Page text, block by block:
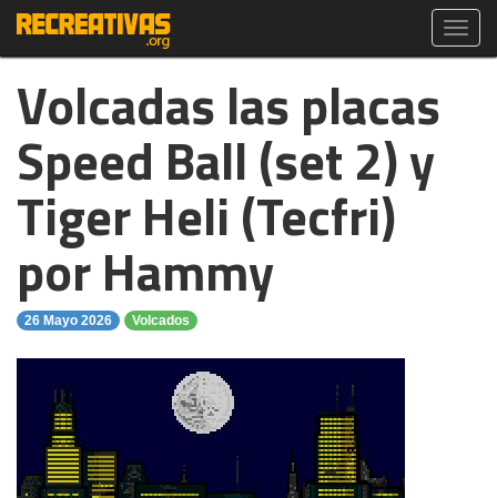
Volcadas las placas
Speed Ball (set 2) y
Tiger Heli (Tecfri)
por Hammy
26 Mayo 2026 Volcados